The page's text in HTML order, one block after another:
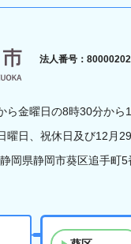
静岡市
法人番号：
ら金曜日の8時30分から
曜日、祝休日及び12月
岡県静岡市葵区追手町5